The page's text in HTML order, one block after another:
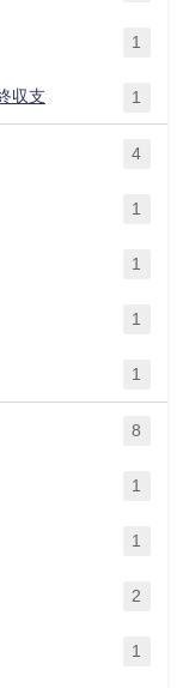
1
収支 1
4
1
1
1
1
8
1
1
2
1